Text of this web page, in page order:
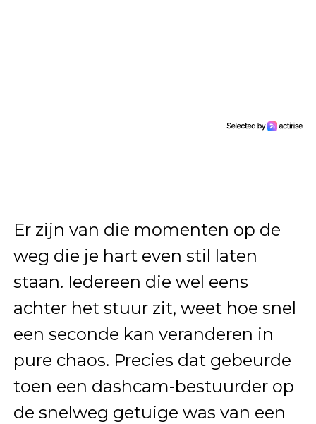
Er zijn van die momenten op de
weg die je hart even stil laten
staan. Iedereen die wel eens
achter het stuur zit, weet hoe snel
een seconde kan veranderen in
pure chaos. Precies dat gebeurde
toen een dashcam-bestuurder op
de snelweg getuige was van een